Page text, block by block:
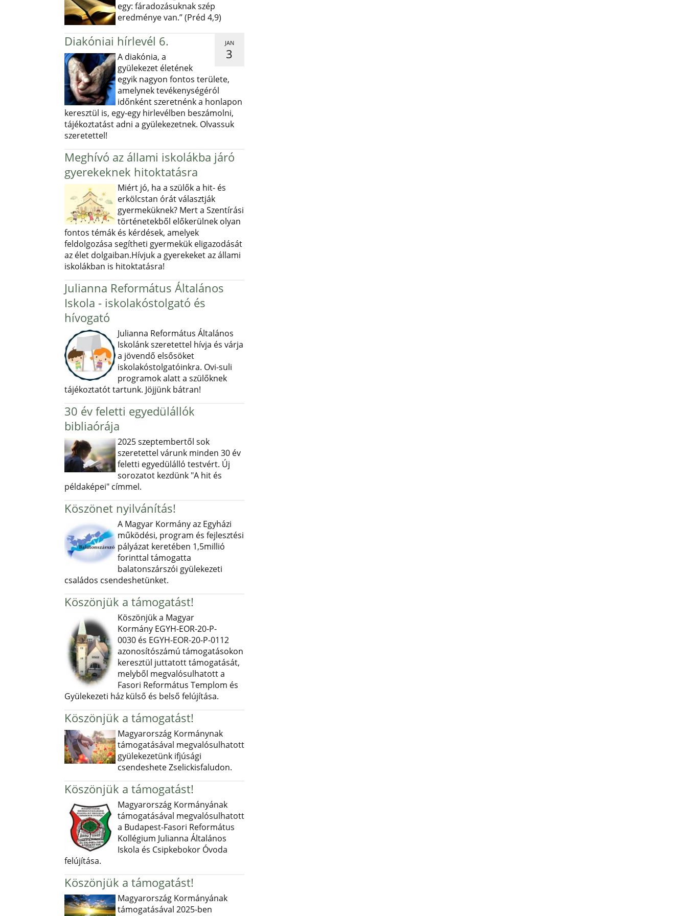
egy: fáradozásuknak szép
eredménye van.” (Préd 4,9)
JAN
3
Diakóniai hírlevél 6.
A diakónia, a
gyülekezet életének
egyik nagyon fontos területe,
amelynek tevékenységéról
időnként szeretnénk a honlapon
keresztül is, egy-egy hirlevélben beszámolni,
tájékoztatást adni a gyülekezetnek. Olvassuk
szeretettel!
Meghívó az állami iskolákba járó
gyerekeknek hitoktatásra
Miért jó, ha a szülők a hit- és
erkölcstan órát választják
gyermeküknek? Mert a Szentírási
történetekből előkerülnek olyan
fontos témák és kérdések, amelyek
feldolgozása segítheti gyermekük eligazodását
az élet dolgaiban.Hívjuk a gyerekeket az állami
iskolákban is hitoktatásra!
Julianna Református Általános
Iskola - iskolakóstolgató és
hívogató
Julianna Református Általános
Iskolánk szeretettel hívja és várja
a jövendő elsősöket
iskolakóstolgatóinkra. Ovi-suli
programok alatt a szülőknek
tájékoztatót tartunk. Jöjjünk bátran!
30 év feletti egyedülállók
bibliaórája
2025 szeptembertől sok
szeretettel várunk minden 30 év
feletti egyedülálló testvért. Új
sorozatot kezdünk "A hit és
példaképei" címmel.
Köszönet nyilvánítás!
A Magyar Kormány az Egyházi
működési, program és fejlesztési
pályázat keretében 1,5millió
forinttal támogatta
balatonszárszói gyülekezeti
családos csendeshetünket.
Köszönjük a támogatást!
Köszönjük a Magyar
Kormány EGYH-EOR-20-P-
0030 és EGYH-EOR-20-P-0112
azonosítószámú támogatásokon
keresztül juttatott támogatását,
melyből megvalósulhatott a
Fasori Református Templom és
Gyülekezeti ház külső és belső felújítása.
Köszönjük a támogatást!
Magyarország Kormánynak
támogatásával megvalósulhatott
gyülekezetünk ifjúsági
csendeshete Zselickisfaludon.
Köszönjük a támogatást!
Magyarország Kormányának
támogatásával megvalósulhatott
a Budapest-Fasori Református
Kollégium Julianna Általános
Iskola és Csipkebokor Óvoda
felújítása.
Köszönjük a támogatást!
Magyarország Kormányának
támogatásával 2025-ben